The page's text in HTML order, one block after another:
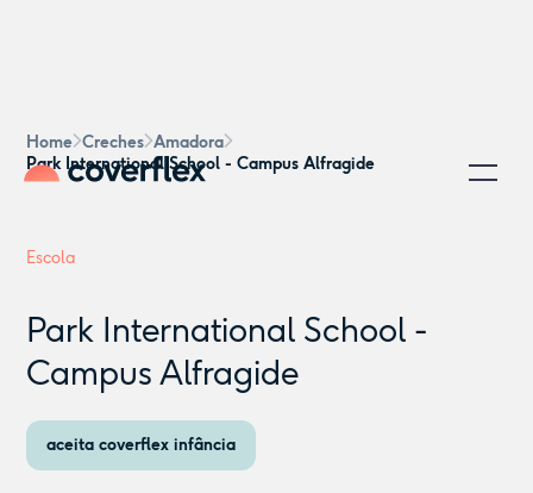
Home Creches Amadora
Park International School - Campus Alfragide
Escola
Park International School -
Campus Alfragide
aceita coverflex infância